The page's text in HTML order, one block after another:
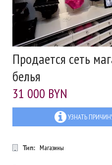
Продается сеть
белья
31 000 BYN
УЗНАТЬ
Тип: Магазины